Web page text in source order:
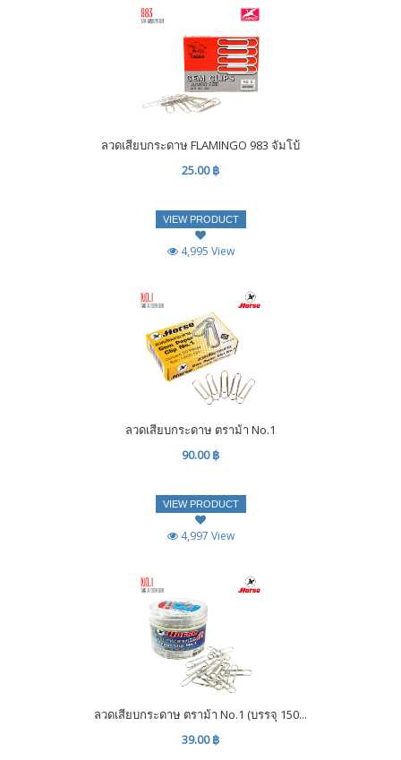
ลวดเสียบกระดาษ FLAMINGO 983 จัมโบ้
25.00 ฿
VIEW PRODUCT
4,995 View
ลวดเสียบกระดาษ ตราม้า No.1
90.00 ฿
VIEW PRODUCT
4,997 View
ลวดเสียบกระดาษ ตราม้า No.1 (บรรจุ 150...
39.00 ฿